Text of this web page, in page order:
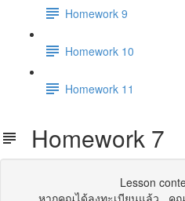
Homework 9
Homework 10
Homework 11
Homework 7
Lesson
หากคุณได้ลงทะเบียนแล้ว , คุ